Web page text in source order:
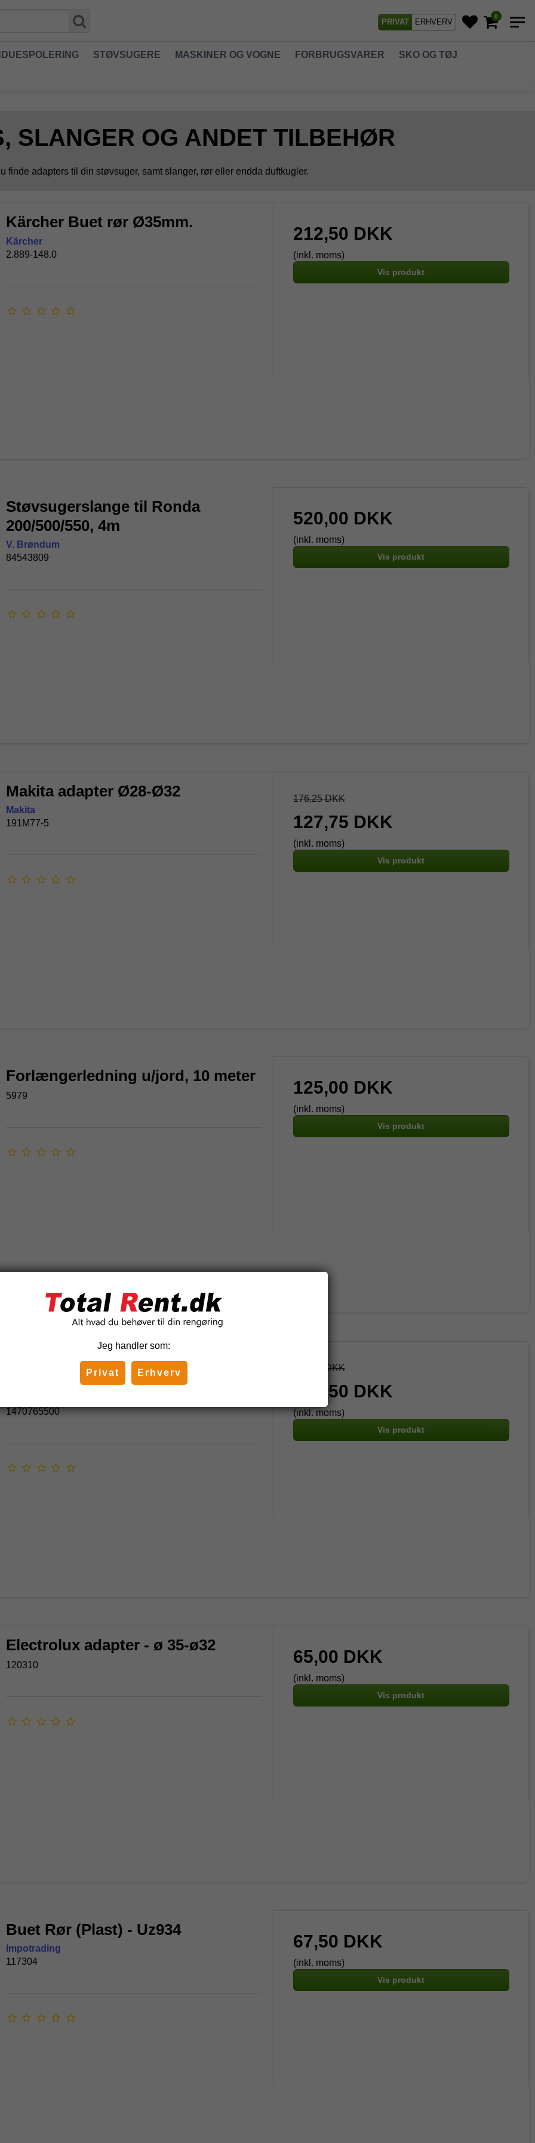
PRIVAT ERHVERV
0
STØVSUGERE MASKINER OG VOGNE FORBRUGSVARER SKO OG TØJ
SLANGER OG ANDET TILBEHØR
finde adapters til din støvsuger, samt slanger, rør eller endda duftkugler.
Kärcher Buet rør Ø35mm.
Kärcher
2.889-148.0
212,50 DKK
(inkl. moms)
Vis produkt
Støvsugerslange til Ronda
200/500/550, 4m
V. Brøndum
84543809
520,00 DKK
(inkl. moms)
Vis produkt
Makita adapter Ø28-Ø32
Makita
191M77-5
176,25 DKK
127,75 DKK
(inkl. moms)
Vis produkt
Forlængerledning u/jord, 10 meter
5979 125,00 DKK
(inkl. moms)
Vis produkt
Støvsugerslange til Nilfisk VP300 -
1470765500
422,50 DKK
307,50 DKK
(inkl. moms)
Vis produkt
Electrolux adapter - ø 35-ø32
120310 65,00 DKK
(inkl. moms)
Vis produkt
Buet Rør (Plast) - Uz934
Impotrading
117304
67,50 DKK
(inkl. moms)
Vis produkt
Jeg handler som:
Privat Erhverv